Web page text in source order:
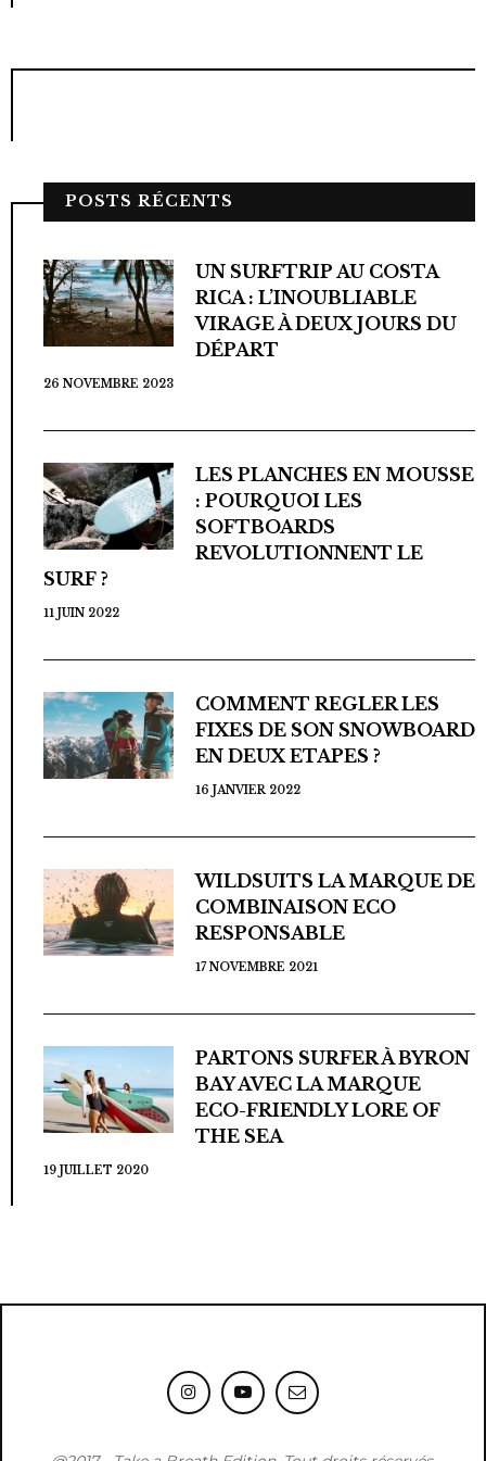
POSTS RÉCENTS
UN SURFTRIP AU COSTA
RICA : L’INOUBLIABLE
VIRAGE À DEUX JOURS DU
DÉPART
26 NOVEMBRE 2023
LES PLANCHES EN MOUSSE
: POURQUOI LES
SOFTBOARDS
REVOLUTIONNENT LE
SURF ?
11 JUIN 2022
COMMENT REGLER LES
FIXES DE SON SNOWBOARD
EN DEUX ETAPES ?
16 JANVIER 2022
WILDSUITS LA MARQUE DE
COMBINAISON ECO
RESPONSABLE
17 NOVEMBRE 2021
PARTONS SURFER À BYRON
BAY AVEC LA MARQUE
ECO-FRIENDLY LORE OF
THE SEA
19 JUILLET 2020